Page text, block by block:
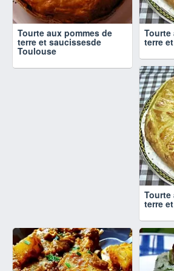
Tourte aux pommes de
terre et saucissesde
Toulouse
Tourte
terre
Tourte
terre